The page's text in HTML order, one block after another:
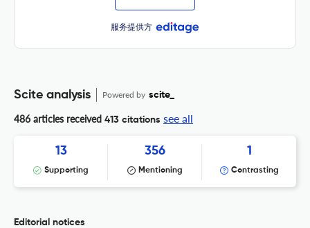
服务提供方
Scite analysis Powered by scite_
486 articles received 413 citations see all
13
Supporting
356
Mentioning
1
Contrasting
Editorial notices